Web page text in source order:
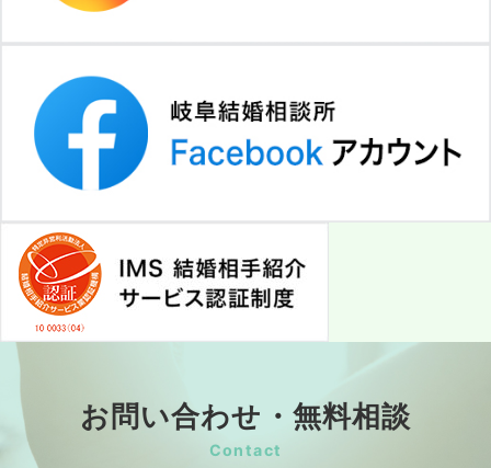
お問い合わせ・無料相談
Contact